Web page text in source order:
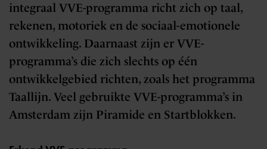
integraal VVE-programma richt zich op taal,
rekenen, motoriek en de sociaal-emotionele
ontwikkeling. Daarnaast zijn er VVE-
programma’s die zich slechts op één
ontwikkelgebied richten, zoals het programma
Taallijn. Veel gebruikte VVE-programma’s in
Amsterdam zijn Piramide en Startblokken.